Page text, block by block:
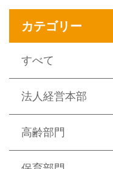
カテゴリー
すべて
法人経営本部
高齢部門